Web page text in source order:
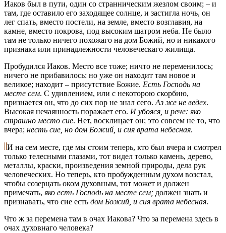
Иаков был в пути, один со странническим жезлом своим; – и
там, где оставило его заходящее солнце, и застигла ночь, он
лег спать, вместо постели, на земле, вместо возглавия, на
камне, вместо покрова, под высоким шатром неба. Не было
там не только ничего похожаго на дом Божий, но и никакого
признака или принадлежности человеческаго жилища.
Пробудился Иаков. Место все тоже; ничто не переменилось;
ничего не прибавилось: но уже он находит там новое и
великое; находит – присутствие Божие. Есть Господь на
месте сем. С удивлением, или с некоторою скорбию,
признается он, что до сих пор не знал сего. Аз же не ведех.
Высокая нечаянность поражает его. И убояся, и рече: яко
страшно место сие. Нет, восклицает он; это совсем не то, что
вчера; несть сие, но дом Божий, и сия врата небесная.
И на сем месте, где мы стоим теперь, кто был вчера и смотрел
только телесными глазами, тот видел только камень, дерево,
металлы, краски, произведения земной природы, дела рук
человеческих. Но теперь, кто пробужденным духом возстал,
чтобы созерцать оком духовным, тот может и должен
примечать, яко есть Господь на месте сем; должен знать и
признавать, что сие есть дом Божий, и сия врата небесная.
Что ж за перемена там в очах Иакова? Что за перемена здесь в
очах духовнаго человека?